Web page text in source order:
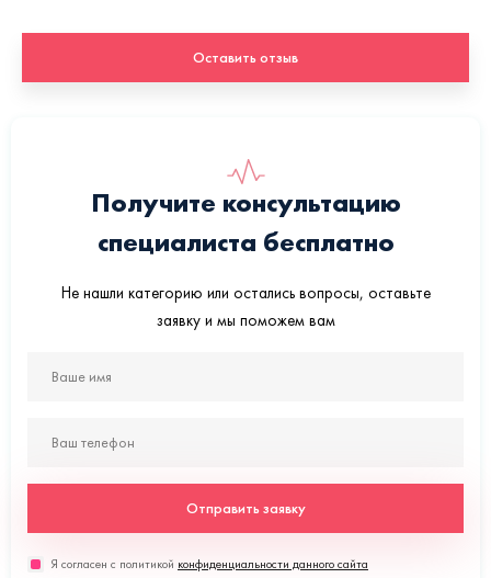
Оставить отзыв
Получите консультацию
специалиста бесплатно
Не нашли категорию или остались вопросы, оставьте
заявку и мы поможем вам
Отправить заявку
Я согласен с политикой конфиденциальности данного сайта